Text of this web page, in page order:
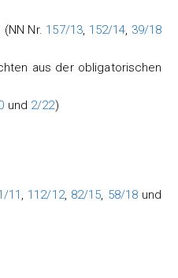
Nr. 157/13, 152/14, 39/18
aus der obligatorischen
und 2/22)
11 , 112/12, 82/15, 58/18 und